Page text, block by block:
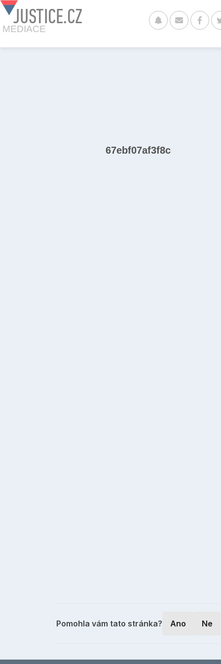
JUSTICE.CZ
MEDIACE
67ebf07af3f8c
Pomohla vám tato stránka? Ano Ne